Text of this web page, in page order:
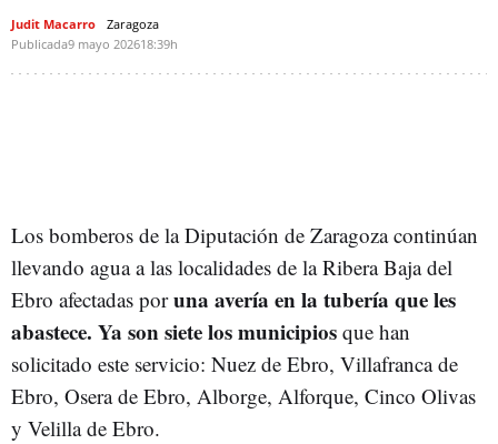
Judit Macarro
Zaragoza
Publicada9 mayo 202618:39h
Los bomberos de la Diputación de Zaragoza continúan
llevando agua a las localidades de la Ribera Baja del
Ebro afectadas poruna avería en la tubería que les
abastece. Ya son siete los municipios que han
solicitado este servicio: Nuez de Ebro, Villafranca de
Ebro, Osera de Ebro, Alborge, Alforque, Cinco Olivas
y Velilla de Ebro.